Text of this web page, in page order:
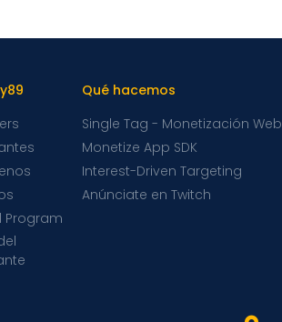
Program
Qué hacemos
Single Tag - Monetización Web
Monetize App SDK
Interest-Driven Targeting
Anúnciate en Twitch